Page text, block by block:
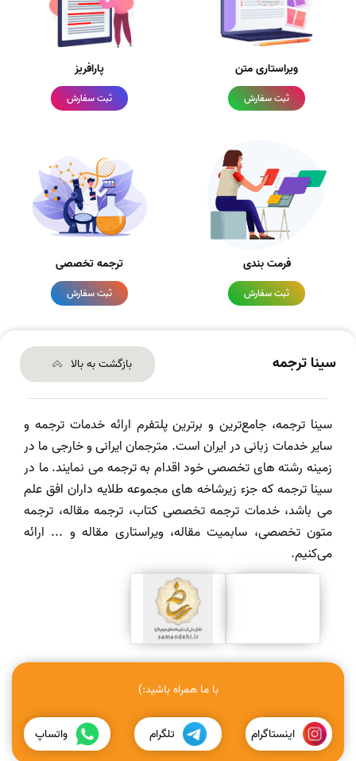
ویراستاری متن
ثبت سفارش
پارافریز
ثبت سفارش
فرمت بندی
ثبت سفارش
ترجمه تخصصی
ثبت سفارش
سینا ترجمه بازگشت به بالا
سینا ترجمه، جامع‌ترین و برترین پلتفرم ارائه خدمات ترجمه و
سایر خدمات زبانی در ایران است. مترجمان ایرانی و خارجی ما در
زمینه رشته های تخصصی خود اقدام به ترجمه می نمایند. ما در
سینا ترجمه که جزء زیرشاخه های مجموعه طلایه داران افق علم
می باشد، خدمات ترجمه تخصصی کتاب، ترجمه مقاله، ترجمه
متون تخصصی، سابمیت مقاله، ویراستاری مقاله و ... ارائه
می‌کنیم.
با ما همراه باشید:)
اینستاگرام تلگرام واتساپ